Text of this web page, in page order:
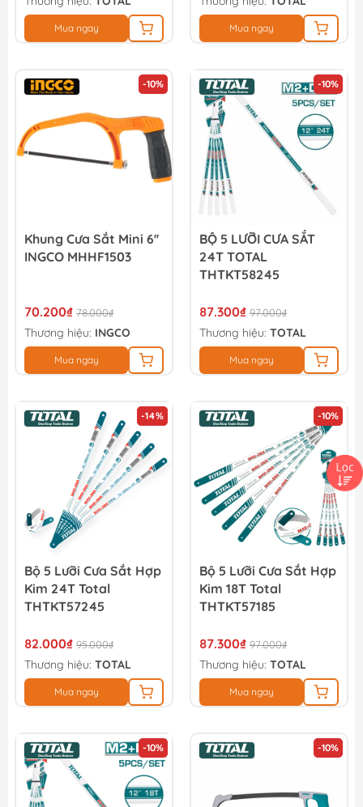
Mua ngay Mua ngay
-10%
Khung Cưa Sắt Mini 6''
INGCO MHHF1503
70.200₫ 78.000₫
Thương hiệu: INGCO
Mua ngay
-10%
BỘ 5 LƯỠI CƯA SẮT
24T TOTAL
THTKT58245
87.300₫ 97.000₫
Thương hiệu: TOTAL
Mua ngay
-14%
Bộ 5 Lưỡi Cưa Sắt Hợp
Kim 24T Total
THTKT57245
82.000₫ 95.000₫
Thương hiệu: TOTAL
Mua ngay
-10%
Bộ 5 Lưỡi Cưa Sắt Hợp
Kim 18T Total
THTKT57185
87.300₫ 97.000₫
Thương hiệu: TOTAL
Mua ngay
-10% -10%